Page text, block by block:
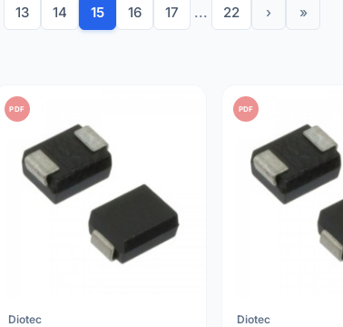
13 14 15 16 17 ... 22 › »
PDF
Diotec
PDF
Diotec